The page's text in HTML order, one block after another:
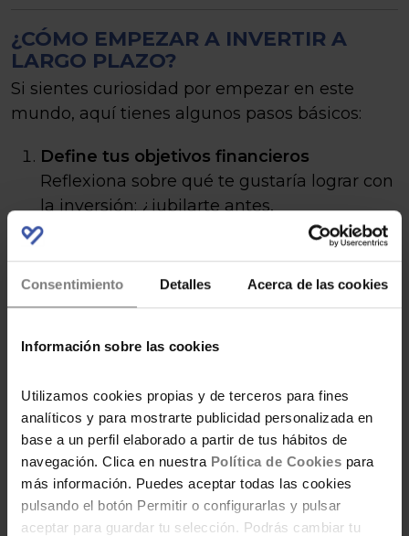
Consentimiento Detalles Acerca de las cookies
Información sobre las cookies
Utilizamos cookies propias y de terceros para fines
analíticos y para mostrarte publicidad personalizada en
base a un perfil elaborado a partir de tus hábitos de
navegación. Clica en nuestra Política de Cookies para
más información. Puedes aceptar todas las cookies
pulsando el botón Permitir o configurarlas y pulsar
aceptar para guardar tu selección. Podrás cambiar tu
¿CÓMO EMPEZAR A INVERTIR A
LARGO PLAZO?
Si sientes curiosidad por empezar en este
mundo, aquí tienes algunos pasos básicos:
Define tus objetivos financieros
Reflexiona sobre qué te gustaría lograr con
la inversión: ¿jubilarte antes,
complementar tus ingresos, comprar una
patrimonio sin un objetivo específico?
Tener claras tus metas te ayudará a elegir
Existen múltiples alternativas para invertir:
acciones, bonos, fondos indexados,
inversiones inmobiliarias, entre otros.
Tómate el tiempo necesario para entender
las características, ventajas y riesgos de
cada opción.